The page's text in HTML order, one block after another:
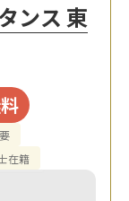
ンス 東
在籍